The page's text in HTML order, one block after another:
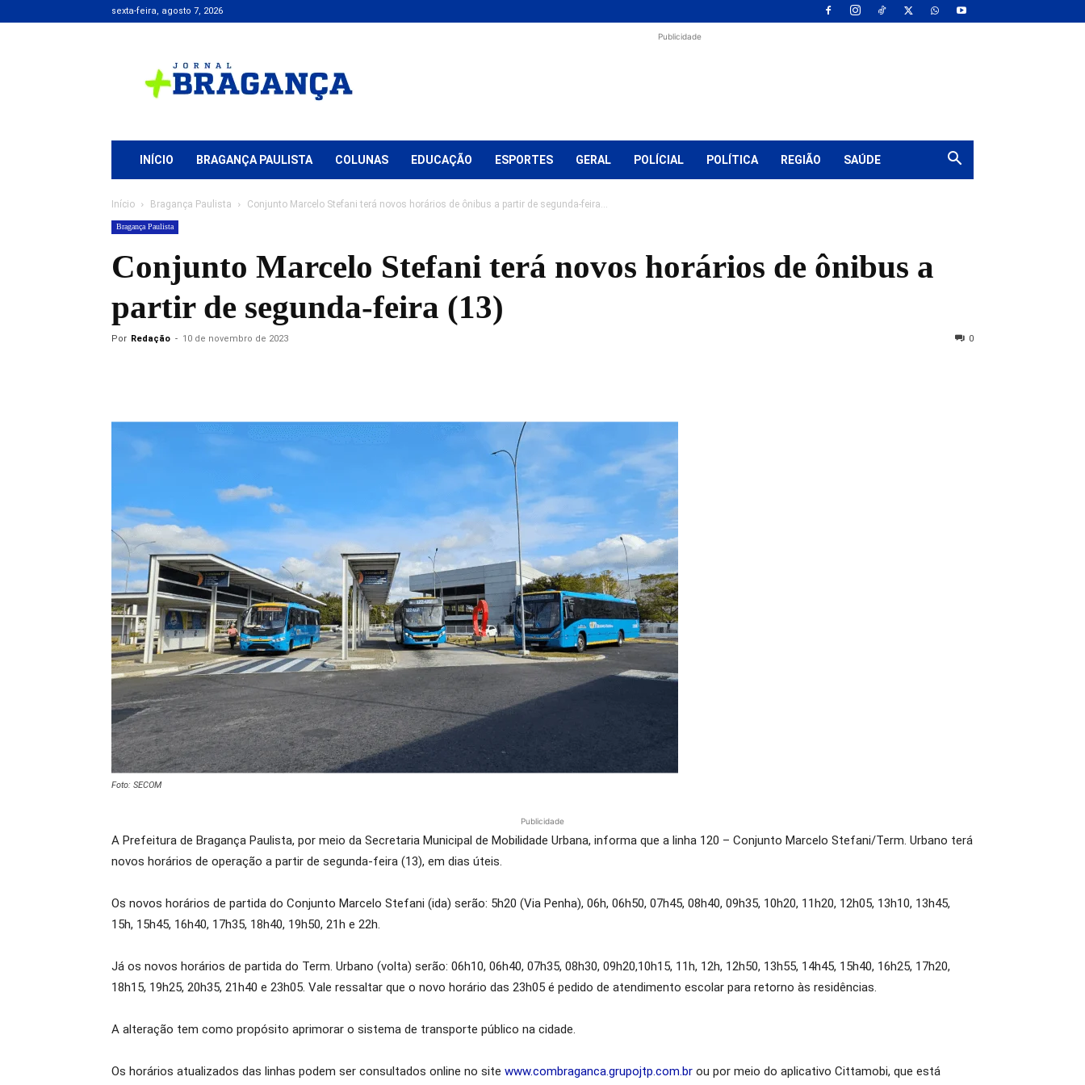
sexta-feira, agosto 7, 2026
+
Bragança
Publicidade
INÍCIO BRAGANÇA PAULISTA COLUNAS EDUCAÇÃO ESPORTES GERAL POLÍCIAL POLÍTICA REGIÃO SAÚDE
Início Bragança Paulista Conjunto Marcelo Stefani terá novos horários de ônibus a partir de segunda-feira...
Bragança Paulista
Conjunto Marcelo Stefani terá novos horários de ônibus a
partir de segunda-feira (13)
Por Redação - 10 de novembro de 2023 0
Foto: SECOM
Publicidade
A Prefeitura de Bragança Paulista, por meio da Secretaria Municipal de Mobilidade Urbana, informa que a linha 120 – Conjunto Marcelo Stefani/Term. Urbano terá
novos horários de operação a partir de segunda-feira (13), em dias úteis.
Os novos horários de partida do Conjunto Marcelo Stefani (ida) serão: 5h20 (Via Penha), 06h, 06h50, 07h45, 08h40, 09h35, 10h20, 11h20, 12h05, 13h10, 13h45,
15h, 15h45, 16h40, 17h35, 18h40, 19h50, 21h e 22h.
Já os novos horários de partida do Term. Urbano (volta) serão: 06h10, 06h40, 07h35, 08h30, 09h20,10h15, 11h, 12h, 12h50, 13h55, 14h45, 15h40, 16h25, 17h20,
18h15, 19h25, 20h35, 21h40 e 23h05. Vale ressaltar que o novo horário das 23h05 é pedido de atendimento escolar para retorno às residências.
A alteração tem como propósito aprimorar o sistema de transporte público na cidade.
Os horários atualizados das linhas podem ser consultados online no site www.combraganca.grupojtp.com.br ou por meio do aplicativo Cittamobi, que está